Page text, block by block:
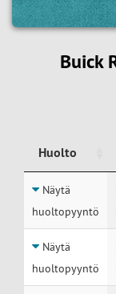
Buick
Huolto
Huolto
Näytä
huoltopyyntö
Näytä
huoltopyyntö